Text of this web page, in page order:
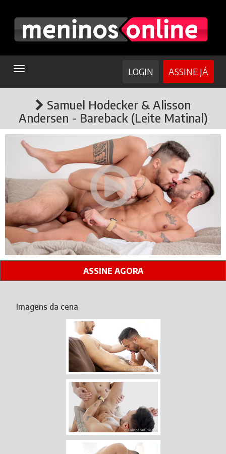
TOGGLE
ASSINE JÁ
LOGIN
Samuel Hodecker & Alisson
Andersen - Bareback (Leite Matinal)
ASSINE AGORA
Imagens da cena